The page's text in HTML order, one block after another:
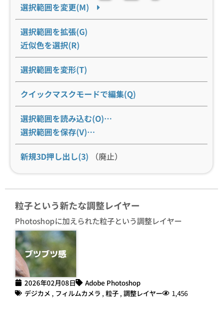
選択範囲を変更(M)
選択範囲を拡張(G)
近似色を選択(R)
選択範囲を変形(T)
クイックマスクモードで編集(Q)
選択範囲を読み込む(O)…
選択範囲を保存(V)…
新規3D押し出し(3) （廃止）
粒子という新たな調整レイヤー
Photoshopに加えられた粒子という調整レイヤー
2026年02月08日
Adobe Photoshop
デジカメ , フィルムカメラ , 粒子 , 調整レイヤー 1,456